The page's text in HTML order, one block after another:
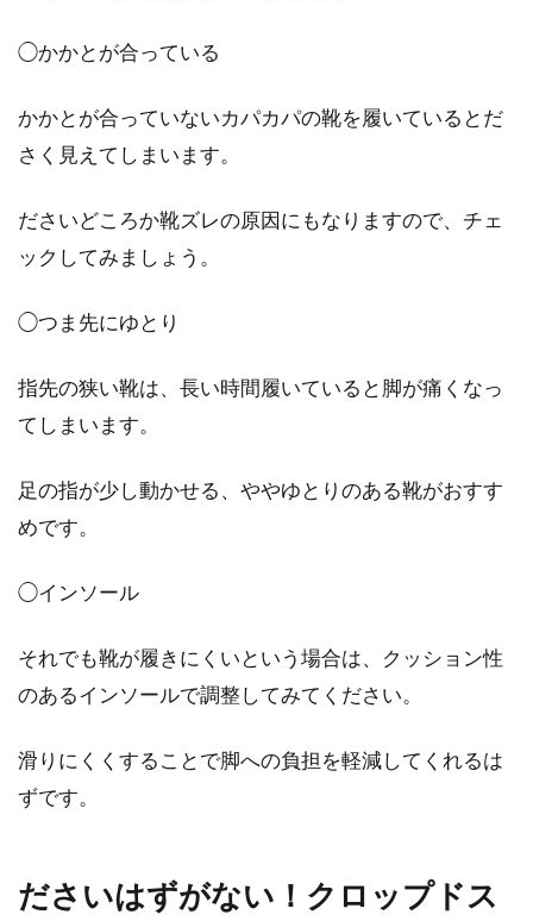
カ...
コート＋パーカー＋マフラーのあた
たかコーデはダサくない！
コート・パーカー・マフラーはそれぞれ単品
◯かかとが合っている
かかとが合っていないカパカパの靴を履いているとだ
さく見えてしまいます。
ださいどころか靴ズレの原因にもなりますので、チェ
ックしてみましょう。
◯つま先にゆとり
指先の狭い靴は、長い時間履いていると脚が痛くなっ
てしまいます。
足の指が少し動かせる、ややゆとりのある靴がおすす
めです。
◯インソール
それでも靴が履きにくいという場合は、クッション性
のあるインソールで調整してみてください。
滑りにくくすることで脚への負担を軽減してくれるは
ずです。
ださいはずがない！クロップドス